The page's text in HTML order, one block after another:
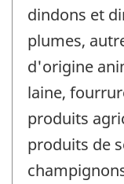
dindons et
plumes,
d'origine
laine,
produits
produits de